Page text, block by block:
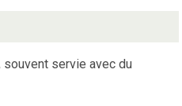
souvent servie avec du